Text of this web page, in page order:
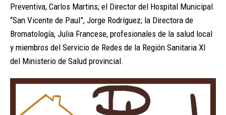
Preventiva, Carlos Martins; el Director del Hospital Municipal
“San Vicente de Paul”, Jorge Rodríguez; la Directora de
Bromatología, Julia Francese, profesionales de la salud local
y miembros del Servicio de Redes de la Región Sanitaria XI
del Ministerio de Salud provincial.